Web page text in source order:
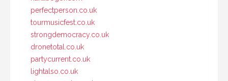
perfectperson.co.uk
tourmusicfest.co.uk
strongdemocracy.co.uk
dronetotal.co.uk
partycurrent.co.uk
lightalso.co.uk